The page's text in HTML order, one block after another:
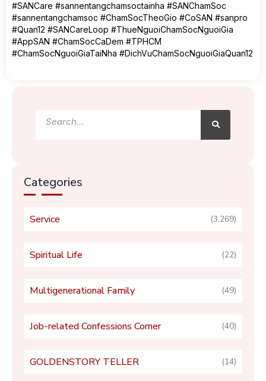
#SANCare #sannentangchamsoctainha #SANChamSoc
#sannentangchamsoc #ChamSocTheoGio #CoSAN #sanpro
#Quan12 #SANCareLoop #ThueNguoiChamSocNguoiGia
#AppSAN #ChamSocCaDem #TPHCM
#ChamSocNguoiGiaTaiNha #DichVuChamSocNguoiGiaQuan12
Search
Categories
Service (3,269)
Spiritual Life (22)
Multigenerational Family (49)
Job-related Confessions Corner (40)
GOLDENSTORY TELLER (14)